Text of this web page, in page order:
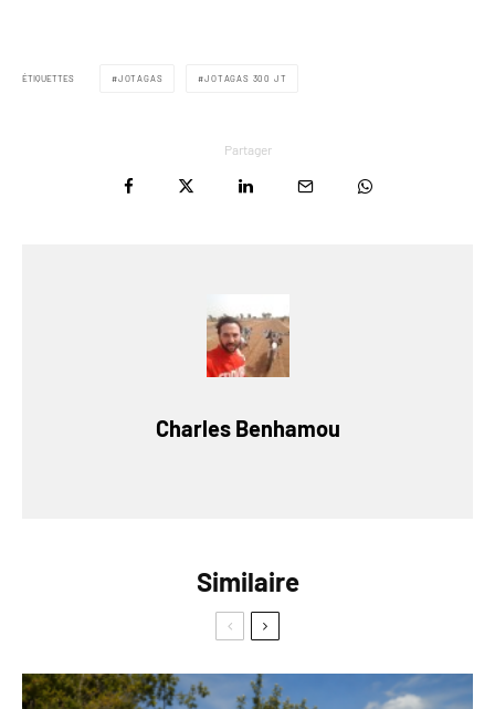
ÉTIQUETTES JOTAGAS JOTAGAS 300 JT
Partager
Charles Benhamou
Similaire